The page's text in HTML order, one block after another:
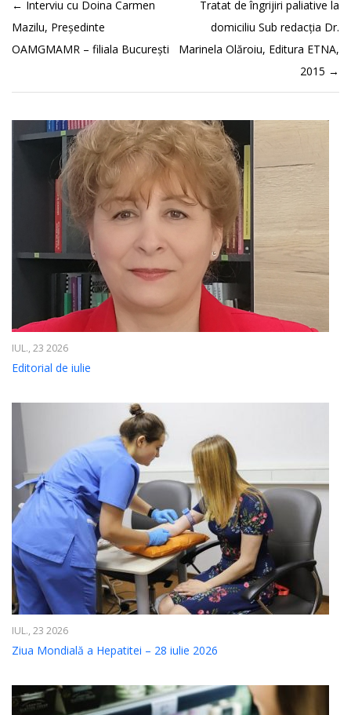
← Interviu cu Doina Carmen
Mazilu, Președinte
OAMGMAMR – filiala București
Tratat de îngrijiri paliative la
domiciliu Sub redacţia Dr.
Marinela Olăroiu, Editura ETNA,
2015 →
IUL., 23 2026
Editorial de iulie
IUL., 23 2026
Ziua Mondială a Hepatitei – 28 iulie 2026